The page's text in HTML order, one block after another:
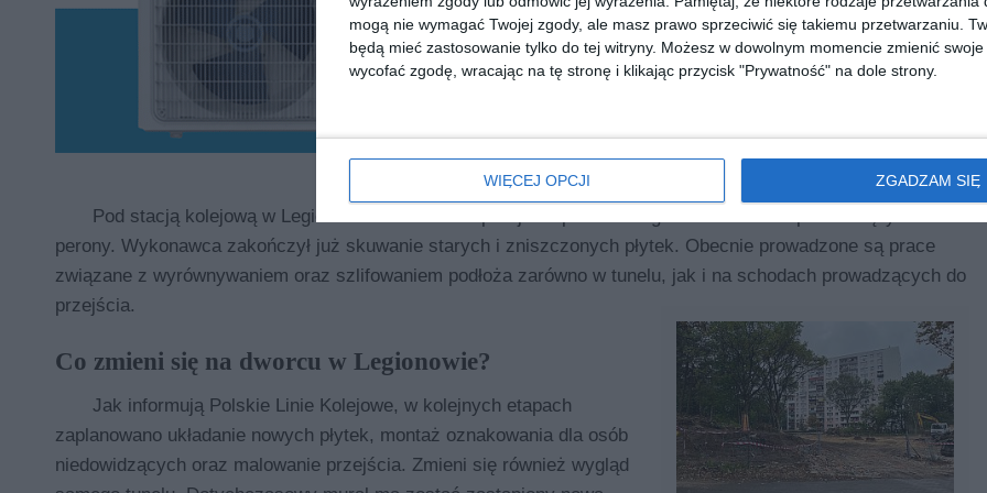
mogą nie wymagać Twojej zgody, ale masz prawo sprzeciwić się takiemu przetwarzaniu.
będą mieć zastosowanie tylko do tej witryny. Możesz w dowolnym momencie zmienić
wycofać zgodę, wracając na tę stronę i klikając przycisk "Prywatność" na dole strony.
WIĘCEJ OPCJI ZGADZAM SIĘ
Pod stacją kolejową w Legionowie trwa remont przejścia podziemnego oraz schodów prowadzących na
perony. Wykonawca zakończył już skuwanie starych i zniszczonych płytek. Obecnie prowadzone są prace
związane z wyrównywaniem oraz szlifowaniem podłoża zarówno w tunelu, jak i na schodach prowadzących do
przejścia.
Co zmieni się na dworcu w Legionowie?
Jak informują Polskie Linie Kolejowe, w kolejnych etapach
zaplanowano układanie nowych płytek, montaż oznakowania dla osób
niedowidzących oraz malowanie przejścia. Zmieni się również wygląd